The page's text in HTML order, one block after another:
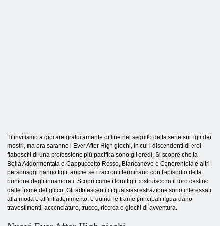
Ti invitiamo a giocare gratuitamente online nel seguito della serie sui figli dei
mostri, ma ora saranno i Ever After High giochi, in cui i discendenti di eroi
fiabeschi di una professione più pacifica sono gli eredi. Si scopre che la
Bella Addormentata e Cappuccetto Rosso, Biancaneve e Cenerentola e altri
personaggi hanno figli, anche se i racconti terminano con l'episodio della
riunione degli innamorati. Scopri come i loro figli costruiscono il loro destino
dalle trame del gioco. Gli adolescenti di qualsiasi estrazione sono interessati
alla moda e all'intrattenimento, e quindi le trame principali riguardano
travestimenti, acconciature, trucco, ricerca e giochi di avventura.